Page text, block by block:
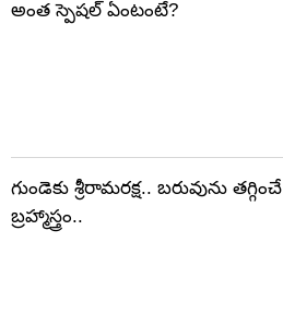
అంత స్పెషల్ ఏంటంటే?
గుండెకు శ్రీరామరక్ష.. బరువును తగ్గించే
బ్రహ్మాస్త్రం..